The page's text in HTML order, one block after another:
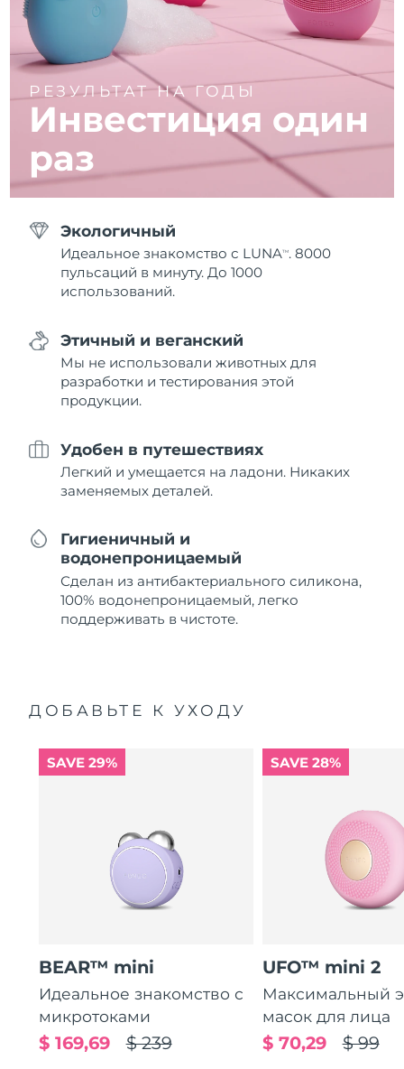
РЕЗУЛЬТАТ НА ГОДЫ
Инвестиция один
раз
Экологичный
Идеальное знакомство с LUNATM . 8000
пульсаций в минуту. До 1000
использований.
Этичный и веганский
Мы не использовали животных для
разработки и тестирования этой
продукции.
Удобен в путешествиях
Легкий и умещается на ладони. Никаких
заменяемых деталей.
Гигиеничный и
водонепроницаемый
Сделан из антибактериального силикона,
100% водонепроницаемый, легко
поддерживать в чистоте.
ДОБАВЬТЕ К УХОДУ
SAVE 29%
BEAR™ mini
Идеальное знакомство с
микротоками
$ 239
$ 169,69
SAVE 28%
UFO™ mini 2
Максимальный
масок для лица
$ 99
$ 70,29